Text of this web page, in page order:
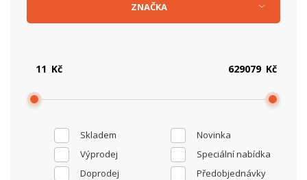
Skladem
Novinka
Výprodej
Speciální nabídka
Doprodej
Předobjednávky
Kč Kč
ZNAČKA